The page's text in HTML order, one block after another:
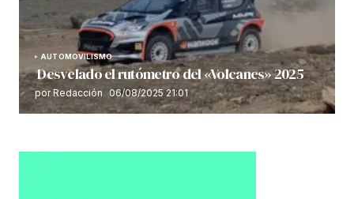
AUTOMOVILISMO
Desvelado el rutómetro del «Volcanes» 2025
por Redacción 06/08/2025 21:01